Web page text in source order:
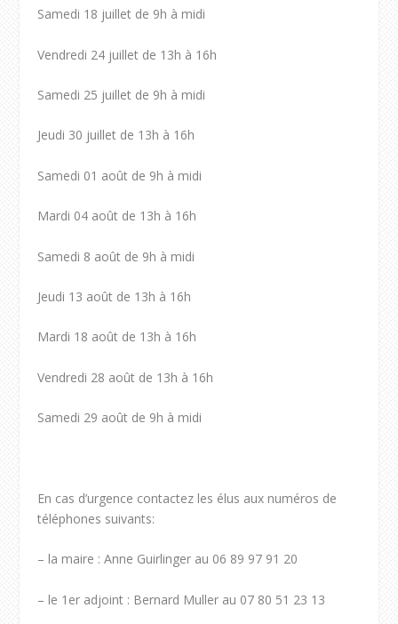
Samedi 18 juillet de 9h à midi
Vendredi 24 juillet de 13h à 16h
Samedi 25 juillet de 9h à midi
Jeudi 30 juillet de 13h à 16h
Samedi 01 août de 9h à midi
Mardi 04 août de 13h à 16h
Samedi 8 août de 9h à midi
Jeudi 13 août de 13h à 16h
Mardi 18 août de 13h à 16h
Vendredi 28 août de 13h à 16h
Samedi 29 août de 9h à midi
En cas d’urgence contactez les élus aux numéros de
téléphones suivants:
– la maire : Anne Guirlinger au 06 89 97 91 20
– le 1er adjoint : Bernard Muller au 07 80 51 23 13